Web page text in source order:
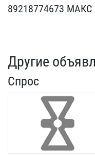
89218774673 МАКС
Другие
Спрос